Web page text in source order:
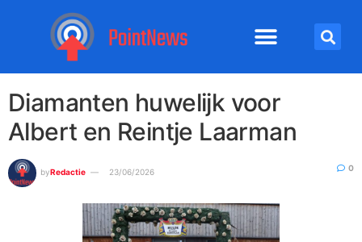
Diamanten huwelijk voor
Albert en Reintje Laarman
byRedactie 23/06/2026 0